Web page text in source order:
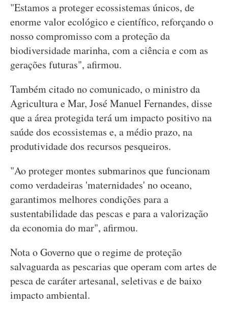
"Estamos a proteger ecossistemas únicos, de
enorme valor ecológico e científico, reforçando o
nosso compromisso com a proteção da
biodiversidade marinha, com a ciência e com as
gerações futuras", afirmou.
Também citado no comunicado, o ministro da
Agricultura e Mar, José Manuel Fernandes, disse
que a área protegida terá um impacto positivo na
saúde dos ecossistemas e, a médio prazo, na
produtividade dos recursos pesqueiros.
"Ao proteger montes submarinos que funcionam
como verdadeiras 'maternidades' no oceano,
garantimos melhores condições para a
sustentabilidade das pescas e para a valorização
da economia do mar", afirmou.
Nota o Governo que o regime de proteção
salvaguarda as pescarias que operam com artes de
pesca de caráter artesanal, seletivas e de baixo
impacto ambiental.